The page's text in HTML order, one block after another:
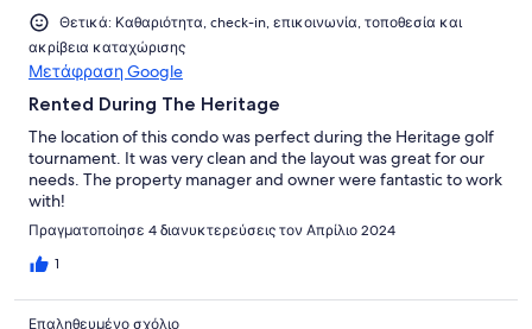
Θετικά: Καθαριότητα, check-in, επικοινωνία, τοποθεσία και
ακρίβεια καταχώρισης
Μετάφραση Google
Rented During The Heritage
The location of this condo was perfect during the Heritage golf
tournament. It was very clean and the layout was great for our
needs. The property manager and owner were fantastic to work
with!
Πραγματοποίησε 4 διανυκτερεύσεις τον Απρίλιο 2024
1
Επαληθευμένο σχόλιο